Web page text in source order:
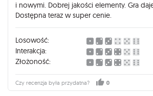
i nowymi. Dobrej jakości elementy. Gra
Dostępna teraz w super cenie.
Losowość:
Interakcja:
Złożoność:
Czy recenzja była przydatna? 0